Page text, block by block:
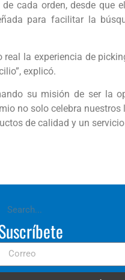
cada orden, desde que
para facilitar la
la experiencia de
explicó.
su misión de ser la
no solo celebra
de calidad y un